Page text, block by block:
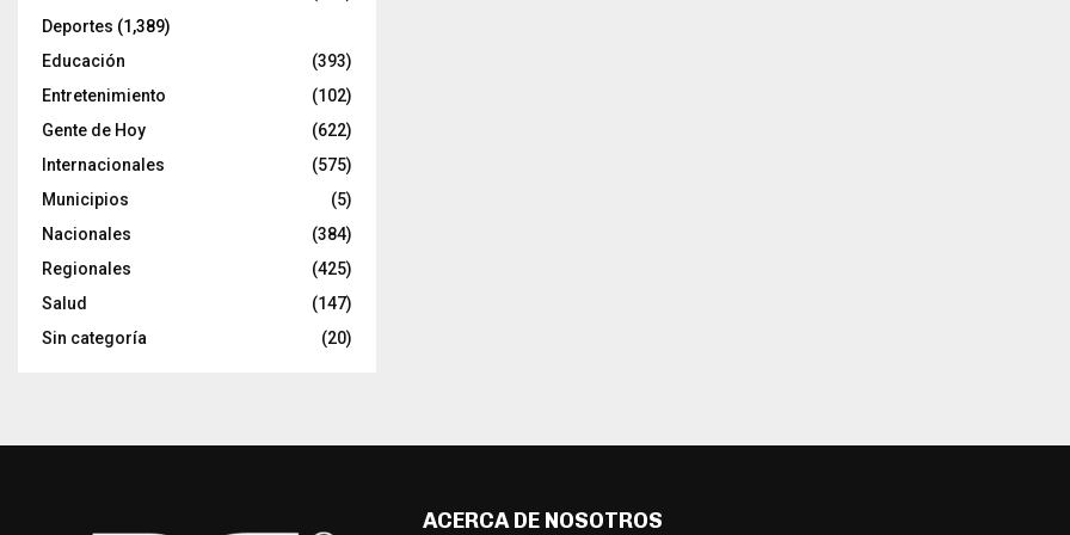
Deportes (1,389)
Educación
(393)
Entretenimiento
(102)
Gente de Hoy
(622)
Internacionales
(575)
Municipios
(5)
Nacionales
(384)
Regionales
(425)
Salud
(147)
Sin categoría
(20)
ACERCA DE NOSOTROS